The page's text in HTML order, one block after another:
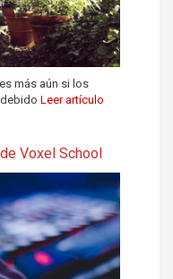
más aún si los
Leer artículo
Voxel School